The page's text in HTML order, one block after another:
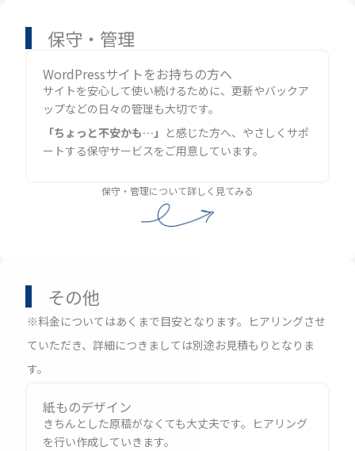
保守・管理
WordPressサイトをお持ちの方へ
サイトを安心して使い続けるために、更新やバックア
ップなどの日々の管理も大切です。
「ちょっと不安かも…」 と感じた方へ、やさしくサポ
ートする保守サービスをご用意しています。
保守・管理について詳しく見てみる
その他
※料金についてはあくまで目安となります。ヒアリングさせ
ていただき、詳細につきましては別途お見積もりとなりま
す。
紙ものデザイン
きちんとした原稿がなくても大丈夫です。ヒアリング
を行い作成していきます。